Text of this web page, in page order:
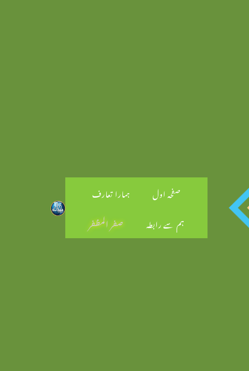
صفحہ اول
ہمارا تعارف
ہم سے رابطہ
صفر المظفر